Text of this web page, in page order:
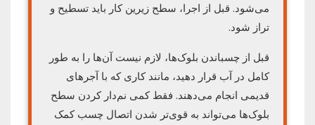
می‌شود. قبل از اجرا، سطح زیرین کار باید تسطیح و
تراز شود.
قبل از چسباندن بلوک‌ها، لازم نیست آن‌ها را به طور
کامل در آب قرار دهید، مانند کاری که با آجرهای
قدیمی انجام می‌دهند. فقط کمی نم‌دار کردن سطح
بلوک‌ها می‌تواند به قوی‌تر شدن اتصال چسب کمک